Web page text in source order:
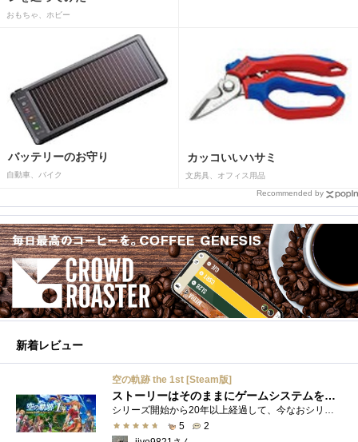
おもちゃ、ホビー
バッテリーのお守り
自動車、バイク
カッコいいハサミ
文房具、オフィス用品
Recommended by
新着レビュー
空の軌跡 the 1st [Steam版]
ストーリーはそのままにゲームシステムを現代化
シリーズ開始から20年以上経過して、今なおシリーズの完結が見えてこない日本ファルコムのストーリーRPG、「英雄伝説軌跡シリーズ」。シリーズ...
5
2